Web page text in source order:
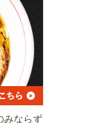
みならず